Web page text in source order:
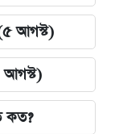
আগস্ট)
আগস্ট)
কত?